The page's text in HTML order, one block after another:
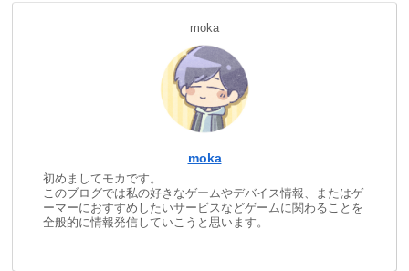
moka
moka
初めましてモカです。
このブログでは私の好きなゲームやデバイス情報、またはゲ
ーマーにおすすめしたいサービスなどゲームに関わることを
全般的に情報発信していこうと思います。